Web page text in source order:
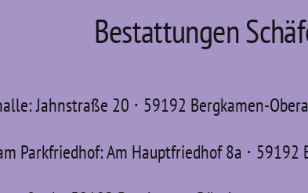
Bestattungen
Jahnstraße 20 ⋅ 59192 Bergkamen-
Parkfriedhof: Am Hauptfriedhof8a ⋅ 59192